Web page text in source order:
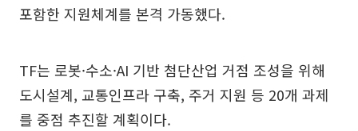
포함한 지원체계를 본격 가동했다.
TF는 로봇·수소·AI 기반 첨단산업 거점 조성을 위해
도시설계, 교통인프라 구축, 주거 지원 등 20개 과제
를 중점 추진할 계획이다.